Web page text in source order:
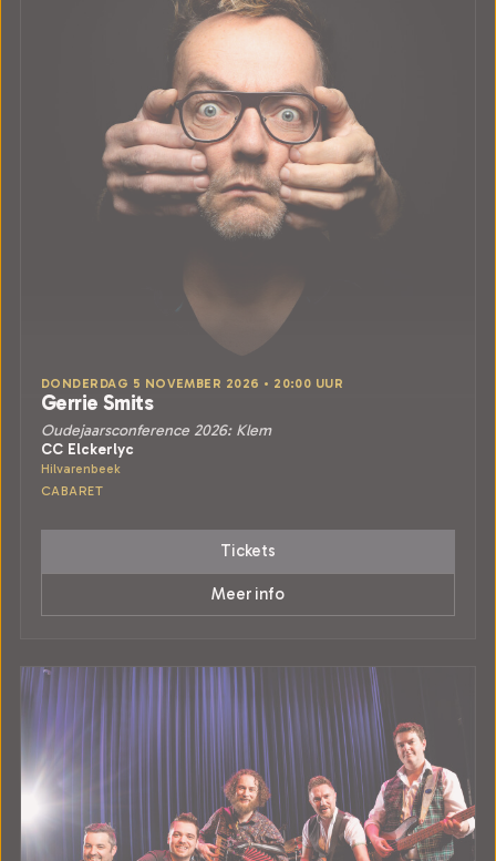
DONDERDAG 5 NOVEMBER 2026 • 20:00 UUR
Gerrie Smits
Oudejaarsconference 2026: Klem
CC Elckerlyc
Hilvarenbeek
CABARET
Tickets
Meer info